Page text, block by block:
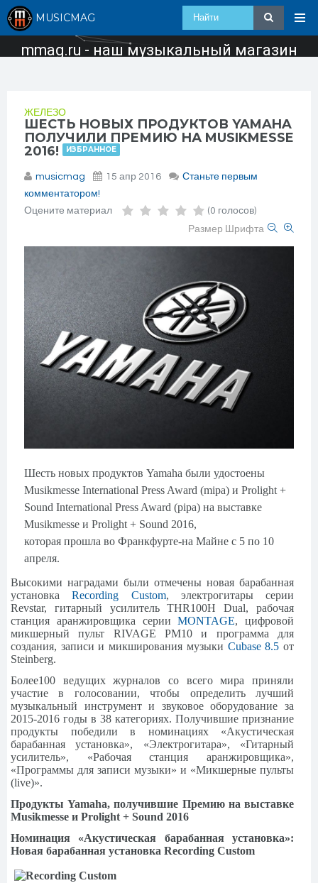
MUSICMAG
mmag.ru - наш музыкальный магазин
ЖЕЛЕЗО
ШЕСТЬ НОВЫХ ПРОДУКТОВ YAMAHA
ПОЛУЧИЛИ ПРЕМИЮ НА MUSIKMESSE
2016!
ИЗБРАННОЕ
musicmag 15 апр 2016
Станьте первым
комментатором!
Оцените материал
(0 голосов)
Размер Шрифта
Шесть новых продуктов Yamaha были удостоены
Musikmesse International Press Award (mipa) и Prolight +
Sound International Press Award (pipa) на выставке
Musikmesse и Prolight + Sound 2016,
которая прошла во Франкфурте-на Майне с 5 по 10
апреля.
Высокими наградами были отмечены новая барабанная
установкаRecording Custom, электрогитары серии
Revstar, гитарный усилитель THR100H Dual, рабочая
станция аранжировщика серииMONTAGE, цифровой
микшерный пульт RIVAGE PM10 и программа для
создания, записи и микширования музыки Cubase 8.5 от
Steinberg.
Более100 ведущих журналов со всего мира приняли
участие в голосовании, чтобы определить лучший
музыкальный инструмент и звуковое оборудование за
2015-2016 годы в 38 категориях. Получившие признание
продукты победили в номинациях «Акустическая
барабанная установка», «Электрогитара», «Гитарный
усилитель», «Рабочая станция аранжировщика»,
«Программы для записи музыки» и «Микшерные пульты
(live)».
Продукты Yamaha, получившие Премию на выставке
Musikmesse и Prolight + Sound 2016
Номинация «Акустическая барабанная установка»:
Новая барабанная установка Recording Custom